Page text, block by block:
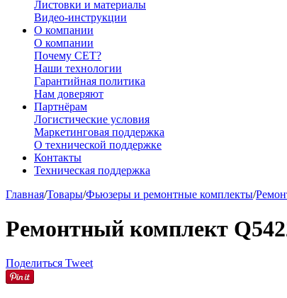
Листовки и материалы
Видео-инструкции
О компании
О компании
Почему CET?
Наши технологии
Гарантийная политика
Нам доверяют
Партнёрам
Логистические условия
Маркетинговая поддержка
О технической поддержке
Контакты
Техническая поддержка
Главная/Товары/Фьюзеры и ремонтные комплекты/
Ремонтный комплект
Поделиться Tweet